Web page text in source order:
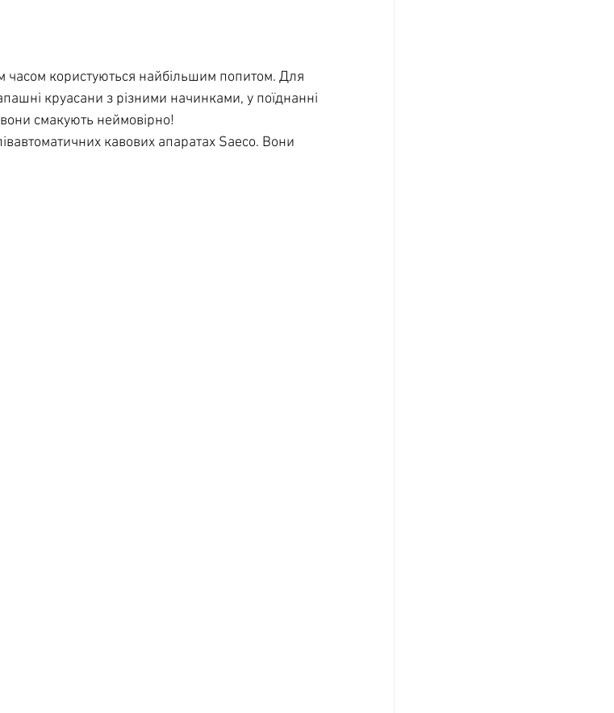
часом користуються найбільшим попитом. Для
круасани з різними начинками, у поїднанні
смакують неймовірно!
кавових апаратах Saeco. Вони